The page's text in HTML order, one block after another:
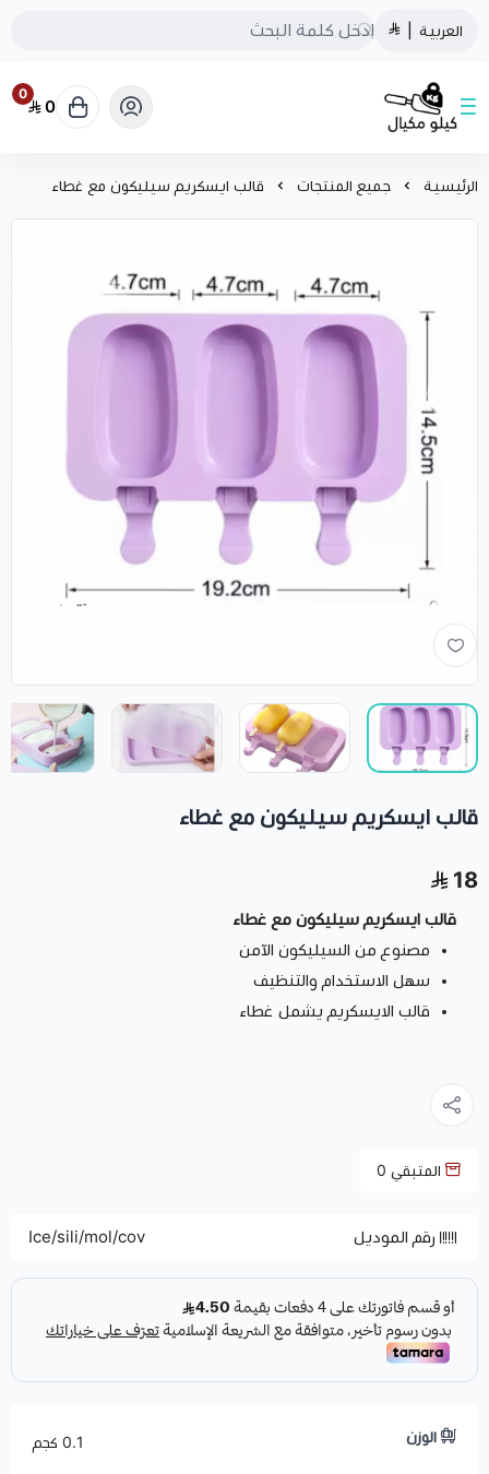
العربية
كيلو مكيال
0
0
الرئيسية جميع المنتجات قالب ايسكريم سيليكون مع غطاء
قالب ايسكريم سيليكون مع غطاء
18
قالب ايسكريم سيليكون مع غطاء
مصنوع من السيليكون الآمن
سهل الاستخدام والتنظيف
قالب الايسكريم يشمل غطاء
المتبقي 0
رقم الموديل Ice/sili/mol/cov
الوزن 0.1 كجم